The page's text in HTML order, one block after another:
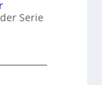
Serie